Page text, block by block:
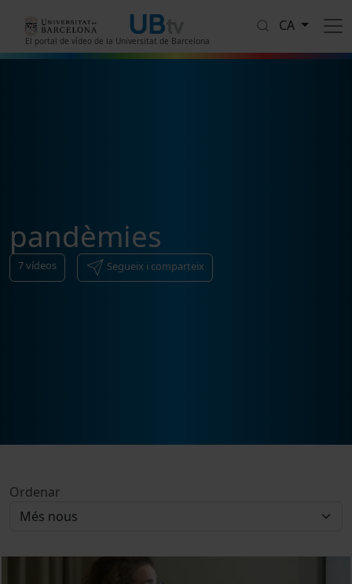
El portal de vídeo de la Universitat de Barcelona
CA
pandèmies
7vídeos Segueix i comparteix
Ordenar